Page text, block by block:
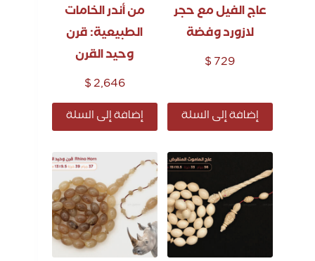
عاج الفيل مع حجر
لازورد وفضة
$729
إضافة إلى السلة
من أندر الخامات
الطبيعية: قرن
وحيد القرن
$2,646
إضافة إلى السلة